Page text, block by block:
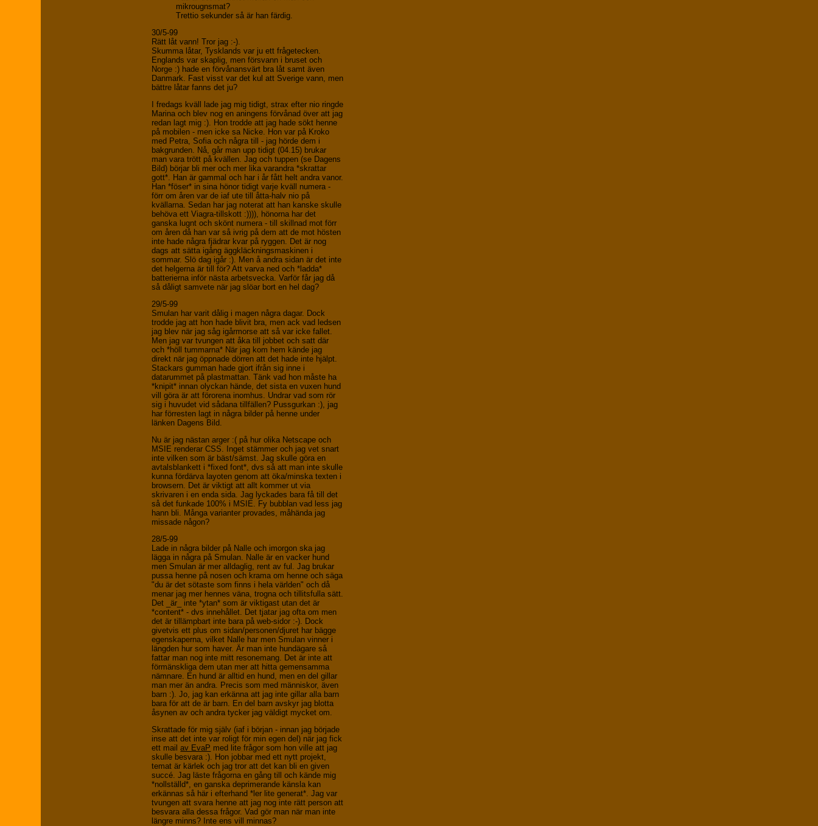
mikrougnsmat?
Trettio sekunder så är han färdig.
30/5-99
Rätt låt vann! Tror jag :-).
Skumma låtar, Tysklands var ju ett frågetecken.
Englands var skaplig, men försvann i bruset och
Norge :) hade en förvånansvärt bra låt samt även
Danmark. Fast visst var det kul att Sverige vann, men
bättre låtar fanns det ju?
I fredags kväll lade jag mig tidigt, strax efter nio ringde
Marina och blev nog en aningens förvånad över att jag
redan lagt mig :). Hon trodde att jag hade sökt henne
på mobilen - men icke sa Nicke. Hon var på Kroko
med Petra, Sofia och några till - jag hörde dem i
bakgrunden. Nå, går man upp tidigt (04.15) brukar
man vara trött på kvällen. Jag och tuppen (se Dagens
Bild) börjar bli mer och mer lika varandra *skrattar
gott*. Han är gammal och har i år fått helt andra vanor.
Han *föser* in sina hönor tidigt varje kväll numera -
förr om åren var de iaf ute till åtta-halv nio på
kvällarna. Sedan har jag noterat att han kanske skulle
behöva ett Viagra-tillskott :)))), hönorna har det
ganska lugnt och skönt numera - till skillnad mot förr
om åren då han var så ivrig på dem att de mot hösten
inte hade några fjädrar kvar på ryggen. Det är nog
dags att sätta igång äggkläckningsmaskinen i
sommar. Slö dag igår :). Men å andra sidan är det inte
det helgerna är till för? Att varva ned och *ladda*
batterierna inför nästa arbetsvecka. Varför får jag då
så dåligt samvete när jag slöar bort en hel dag?
29/5-99
Smulan har varit dålig i magen några dagar. Dock
trodde jag att hon hade blivit bra, men ack vad ledsen
jag blev när jag såg igårmorse att så var icke fallet.
Men jag var tvungen att åka till jobbet och satt där
och *höll tummarna* När jag kom hem kände jag
direkt när jag öppnade dörren att det hade inte hjälpt.
Stackars gumman hade gjort ifrån sig inne i
datarummet på plastmattan. Tänk vad hon måste ha
*knipit* innan olyckan hände, det sista en vuxen hund
vill göra är att förorena inomhus. Undrar vad som rör
sig i huvudet vid sådana tillfällen? Pussgurkan :), jag
har förresten lagt in några bilder på henne under
länken Dagens Bild.
Nu är jag nästan arger :( på hur olika Netscape och
MSIE renderar CSS. Inget stämmer och jag vet snart
inte vilken som är bäst/sämst. Jag skulle göra en
avtalsblankett i *fixed font*, dvs så att man inte skulle
kunna fördärva layoten genom att öka/minska texten i
browsern. Det är viktigt att allt kommer ut via
skrivaren i en enda sida. Jag lyckades bara få till det
så det funkade 100% i MSIE. Fy bubblan vad less jag
hann bli. Många varianter provades, måhända jag
missade någon?
28/5-99
Lade in några bilder på Nalle och imorgon ska jag
lägga in några på Smulan. Nalle är en vacker hund
men Smulan är mer alldaglig, rent av ful. Jag brukar
pussa henne på nosen och krama om henne och säga
"du är det sötaste som finns i hela världen" och då
menar jag mer hennes väna, trogna och tillitsfulla sätt.
Det _är_ inte *ytan* som är viktigast utan det är
*content* - dvs innehållet. Det tjatar jag ofta om men
det är tillämpbart inte bara på web-sidor :-). Dock
givetvis ett plus om sidan/personen/djuret har bägge
egenskaperna, vilket Nalle har men Smulan vinner i
längden hur som haver. Är man inte hundägare så
fattar man nog inte mitt resonemang. Det är inte att
förmänskliga dem utan mer att hitta gemensamma
nämnare. En hund är alltid en hund, men en del gillar
man mer än andra. Precis som med människor, även
barn :). Jo, jag kan erkänna att jag inte gillar alla barn
bara för att de är barn. En del barn avskyr jag blotta
åsynen av och andra tycker jag väldigt mycket om.
Skrattade för mig själv (iaf i början - innan jag började
inse att det inte var roligt för min egen del) när jag fick
ett mailav EvaP med lite frågor som hon ville att jag
skulle besvara :). Hon jobbar med ett nytt projekt,
temat är kärlek och jag tror att det kan bli en given
succé. Jag läste frågorna en gång till och kände mig
*nollställd*, en ganska deprimerande känsla kan
erkännas så här i efterhand *ler lite generat*. Jag var
tvungen att svara henne att jag nog inte rätt person att
besvara alla dessa frågor. Vad gör man när man inte
längre minns? Inte ens vill minnas?